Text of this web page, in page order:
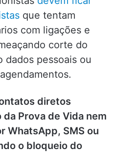
que tentam
com ligações e
corte do
pessoais ou
diretos
Prova de Vida nem
WhatsApp, SMS ou
o bloqueio do